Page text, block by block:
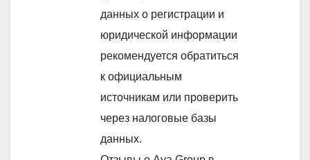
данных о регистрации и
юридической информации
рекомендуется обратиться
к официальным
источникам или проверить
через налоговые базы
данных.